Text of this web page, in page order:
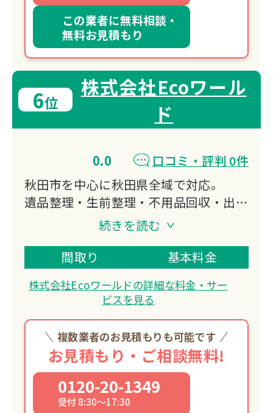
この業者に無料相談・
無料お見積もり
6位
株式会社Ecoワール
ド
0.0
口コミ・評判 0件
秋田市を中心に秋田県全域で対応。
遺品整理・生前整理・不用品回収・出張
買取をワンストップで提供。
家屋解体やゴミ屋敷の清掃も対応可能。
即日対応で確かなサービスをお手頃価格
で提供します。
続きを読む
間取り
基本料金
株式会社Ecoワールドの詳細な料金・サー
ビスを見る
複数業者のお見積もりも可能です
お見積もり・ご相談無料!
0120-20-1349
受付 8:30～17:30